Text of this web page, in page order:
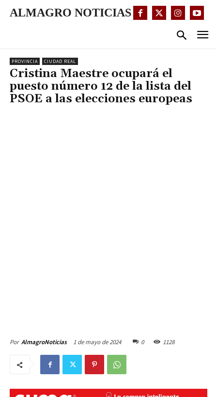
ALMAGRO NOTICIAS
PROVINCIA CIUDAD REAL
Cristina Maestre ocupará el
puesto número 12 de la lista del
PSOE a las elecciones europeas
Por AlmagroNoticias 1 de mayo de 2024 0 1128